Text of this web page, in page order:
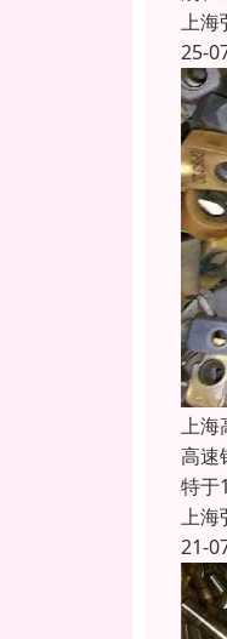
上海
25-
上海
高速
特于
上海
21-